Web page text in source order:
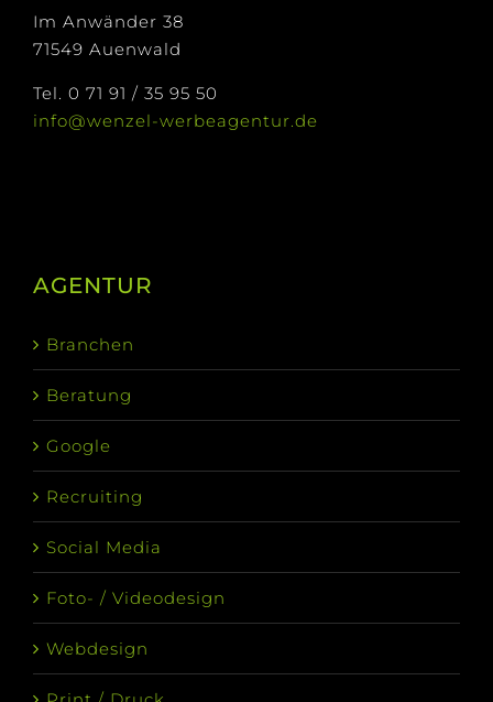
Im Anwänder 38
71549 Auenwald
Tel. 0 71 91 / 35 95 50
info@wenzel-werbeagentur.de
AGENTUR
Branchen
Beratung
Google
Recruiting
Social Media
Foto- / Videodesign
Webdesign